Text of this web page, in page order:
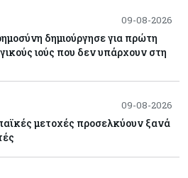
09-08-2026
δημιούργησε για πρώτη
ιούς που δεν υπάρχουν στη
09-08-2026
μετοχές προσελκύουν ξανά